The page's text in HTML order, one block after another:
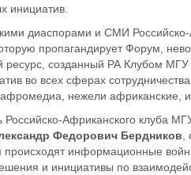
инициатив.
диаспорами и СМИ
пропагандирует Форум,
ресурс, созданный РА Клубом МГУ
во всех сферах
, нежели африканские,
Российско-Африканского клуба
Федорович Бердников
происходят информационные
и инициативы по